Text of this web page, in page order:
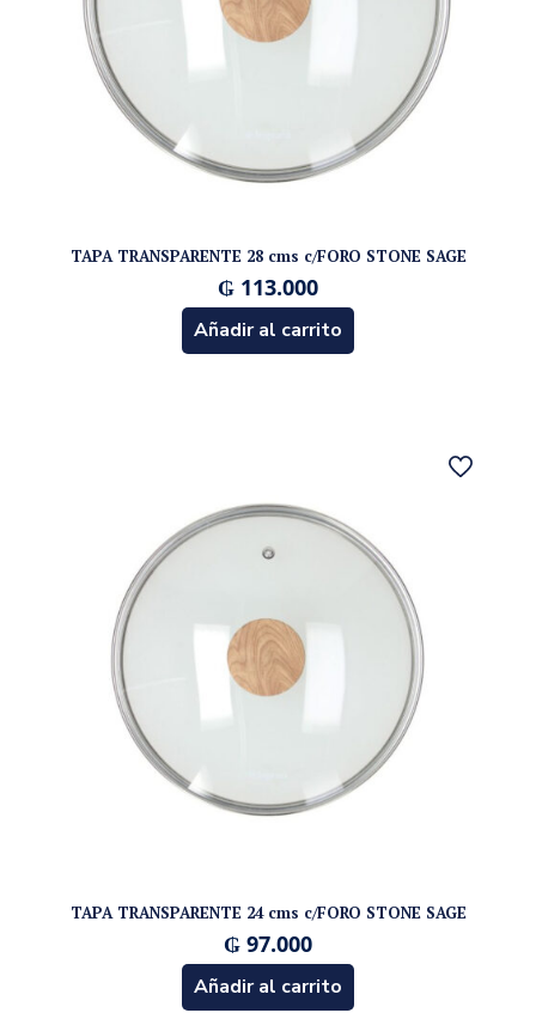
TAPA TRANSPARENTE 28 cms c/FORO STONE SAGE
₲ 113.000
Añadir al carrito
TAPA TRANSPARENTE 24 cms c/FORO STONE SAGE
₲ 97.000
Añadir al carrito